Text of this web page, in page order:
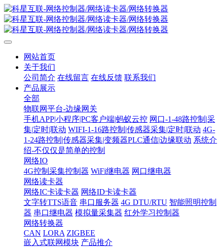
网站首页
关于我们
公司简介 在线留言 在线反馈 联系我们
产品展示
全部
物联网平台-边缘网关
手机APP|小程序|PC客户端|蚂蚁云控 网口-1-48路控制|采
集|定时|联动 WIFI-1-16路控制|传感器采集|定时|联动 4G-
1-24路控制|传感器采集|变频器PLC通信|边缘联动 系统介
绍-不仅仅是简单的控制
网络IO
4G控制采集控制器 WiFi继电器 网口继电器
网络读卡器
网络IC卡读卡器 网络ID卡读卡器
文字转TTS语音 串口服务器 4G DTU/RTU 智能照明控制
器 串口继电器 模拟量采集器 红外学习控制器
网络转换器
CAN LORA ZIGBEE
嵌入式联网模块 产品推介